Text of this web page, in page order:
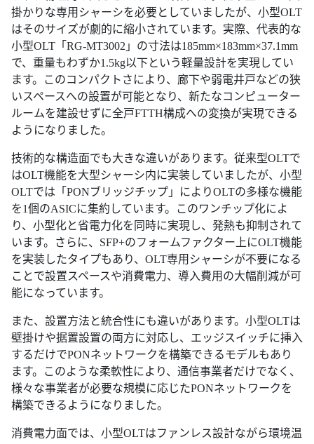
掛かりな専用シャーシを必要としていましたが、小型OLT
はそのサイズが劇的に縮小されています。実際、代表的な
小型OLT「RG-MT3002」の寸法は185mm×183mm×37.1mm
で、重量もわずか1.5kg以下という軽量設計を実現してい
ます。このコンパクトさにより、廊下や弱電井戸などの狭
いスペースへの設置が可能となり、新たなコンピューター
ルームを建設せずに全戸FTTH構成への変換が実現できる
ようになりました。
技術的な構造面でも大きな違いがあります。従来型OLTで
はOLT機能を大型シャーシ内に実装していましたが、小型
OLTでは「PONブリッジチップ」によりOLTの多様な機能
を1個のASICに集約しています。このワンチップ化によ
り、小型化と省電力化を同時に実現し、発熱も抑制されて
います。さらに、SFP+のフォームファクター上にOLT機能
を実装したタイプもあり、OLT専用シャーシが不要になる
ことで設置スペースや消費電力、導入費用の大幅削減が可
能になっています。
また、設置方法と統合性にも違いがあります。小型OLTは
壁掛けや据置設置の両方に対応し、エッジスイッチに挿入
するだけでPONネットワークを構築できるモデルもあり
ます。このような柔軟性により、通信事業者だけでなく、
様々な事業者が必要な規模に応じたPONネットワークを
構築できるようになりました。
消費電力面では、小型OLTはファンレス設計ながら環境温